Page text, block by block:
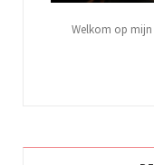
Welkom op mijn